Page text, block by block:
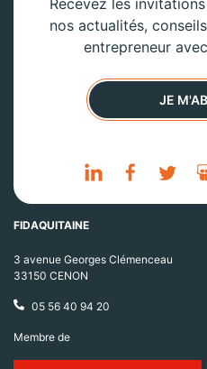
Recevez les
nos actualités,
entrepreneur
JE
FIDAQUITAINE
3 avenue Georges Clémenceau
33150 CENON
05 56 40 94 20
Membre de